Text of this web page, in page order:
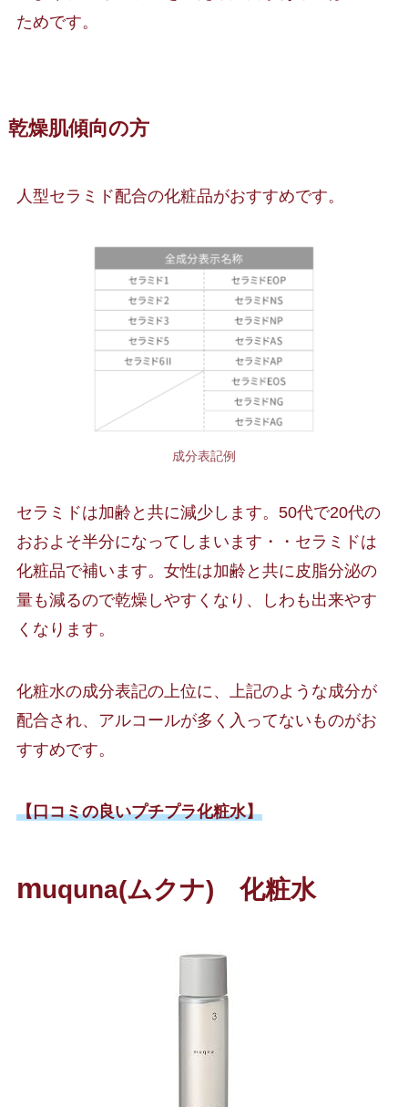
ためです。
乾燥肌傾向の方
人型セラミド配合の化粧品がおすすめです。
成分表記例
セラミドは加齢と共に減少します。50代で20代の
おおよそ半分になってしまいます・・セラミドは
化粧品で補います。女性は加齢と共に皮脂分泌の
量も減るので乾燥しやすくなり、しわも出来やす
くなります。
化粧水の成分表記の上位に、上記のような成分が
配合され、アルコールが多く入ってないものがお
すすめです。
【口コミの良いプチプラ化粧水】
muquna(ムクナ) 化粧水